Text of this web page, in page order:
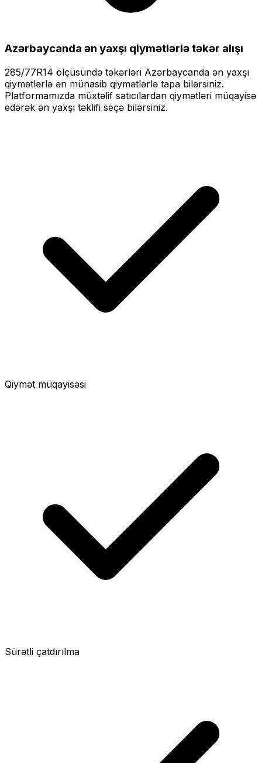
Azərbaycanda ən yaxşı qiymətlərlətəkər alışı
285/77R14 ölçüsündə təkərləri Azərbaycanda ən yaxşı
qiymətlərlə ən münasib qiymətlərlə tapa bilərsiniz.
Platformamızda müxtəlif satıcılardan qiymətləri müqayisə
edərək ən yaxşı təklifi seçə bilərsiniz.
Qiymət müqayisəsi
Sürətli çatdırılma